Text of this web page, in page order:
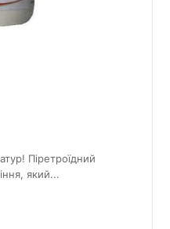
Піретроїдний
який...